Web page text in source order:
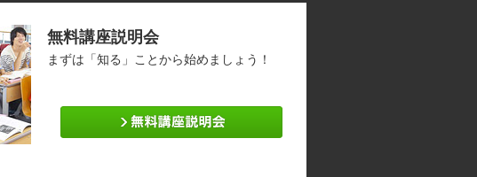
無料講座説明会
まずは「知る」ことから始めましょう！